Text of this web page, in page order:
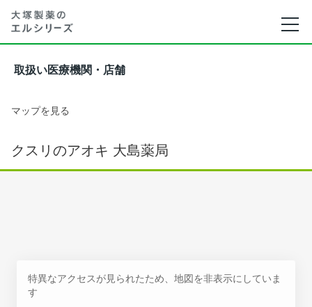
取扱い医療機関・店舗
マップを見る
クスリのアオキ 大島薬局
特異なアクセスが見られたため、地図を非表示にしていま
す